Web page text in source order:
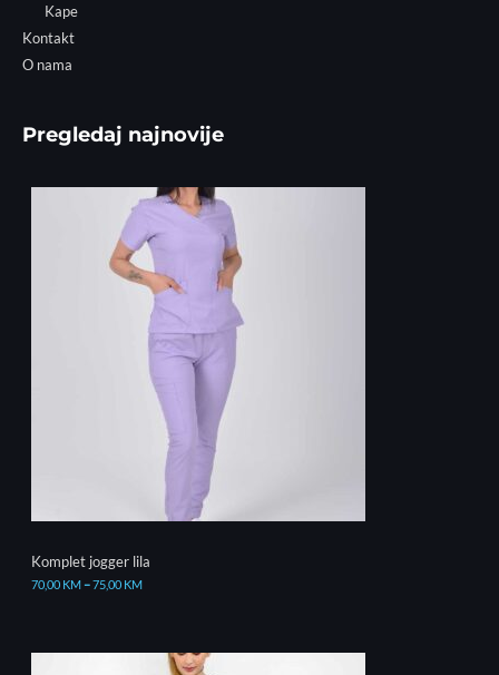
Kape
Kontakt
O nama
Pregledaj najnovije
Komplet jogger lila
70,00 KM–75,00 KM